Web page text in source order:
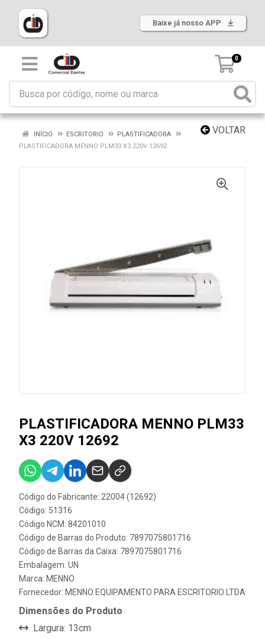
Baixe já nosso APP
0
VOLTAR
INÍCIO ESCRITORIO
PLASTIFICADORA
PLASTIFICADORA MENNO PLM33 X3 220V 12692
PLASTIFICADORA MENNO PLM33
X3 220V 12692
Código do Fabricante: 22004 (12692)
Código: 51316
Código NCM: 84201010
Código de Barras do Produto: 7897075801716
Código de Barras da Caixa: 7897075801716
Embalagem: UN
Marca: MENNO
Fornecedor: MENNO EQUIPAMENTO PARA ESCRITORIO LTDA
Dimensões do Produto
Largura: 13cm